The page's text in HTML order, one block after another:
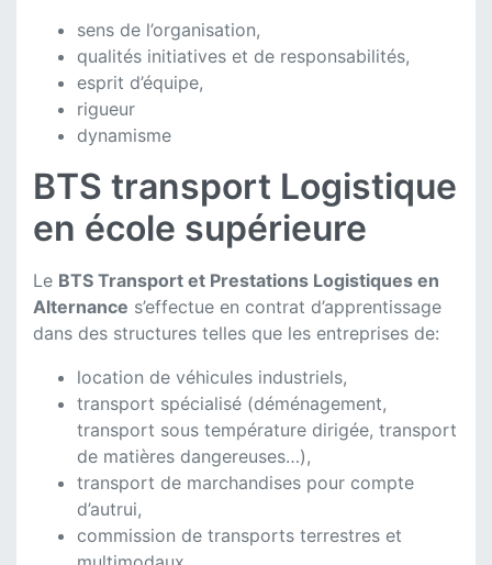
sens de l’organisation,
qualités initiatives et de responsabilités,
esprit d’équipe,
rigueur
dynamisme
BTS transport Logistique
en école supérieure
Le BTS Transport et Prestations Logistiques en
Alternance s’effectue en contrat d’apprentissage
dans des structures telles que les entreprises de:
location de véhicules industriels,
transport spécialisé (déménagement,
transport sous température dirigée, transport
de matières dangereuses…),
transport de marchandises pour compte
d’autrui,
commission de transports terrestres et